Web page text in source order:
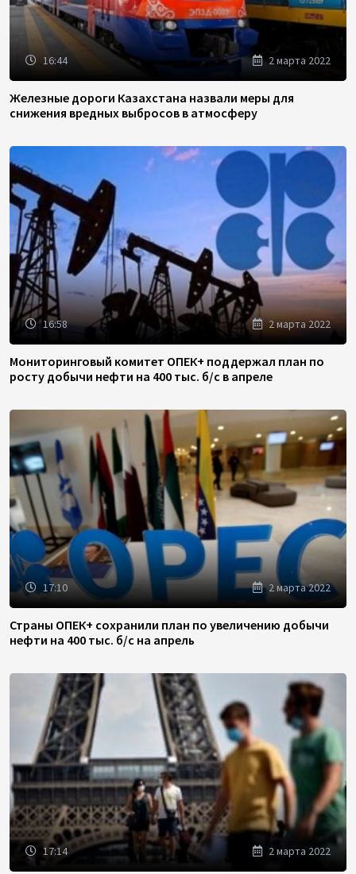
16:44 2 марта 2022
Железные дороги Казахстана назвали меры для
снижения вредных выбросов в атмосферу
16:58 2 марта 2022
Мониторинговый комитет ОПЕК+ поддержал план по
росту добычи нефти на 400 тыс. б/с в апреле
17:10 2 марта 2022
Страны ОПЕК+ сохранили план по увеличению добычи
нефти на 400 тыс. б/с на апрель
17:14 2 марта 2022